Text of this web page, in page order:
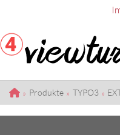
Produkte TYPO3